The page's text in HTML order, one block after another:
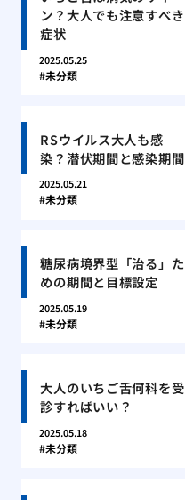
ン？大人でも注意すべき
症状
2025.05.25
未分類
RSウイルス大人も感
染？潜伏期間と感染期間
2025.05.21
未分類
糖尿病境界型「治る」た
めの期間と目標設定
2025.05.19
未分類
大人のいちご舌何科を受
診すればいい？
2025.05.18
未分類